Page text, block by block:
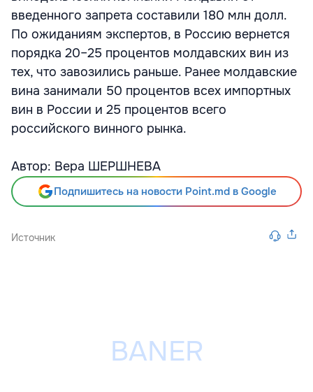
введенного запрета составили 180 млн долл.
По ожиданиям экспертов, в Россию вернется
порядка 20–25 процентов молдавских вин из
тех, что завозились раньше. Ранее молдавские
вина занимали 50 процентов всех импортных
вин в России и 25 процентов всего
российского винного рынка.
Автор: Вера ШЕРШНЕВА
Подпишитесь на новости Point.md в Google
Источник